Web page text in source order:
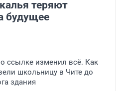
теряют
будущее
ссылке изменил всё. Как
школьницу в Чите до
здания